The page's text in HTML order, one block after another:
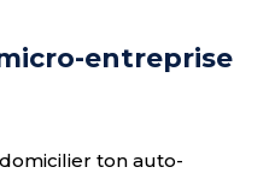
entreprise
ton auto-